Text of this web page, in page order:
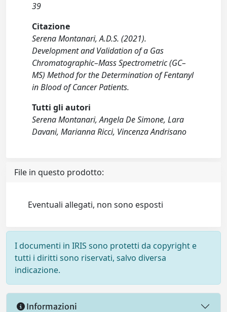
39
Citazione
Serena Montanari, A.D.S. (2021).
Development and Validation of a Gas
Chromatographic–Mass Spectrometric (GC–
MS) Method for the Determination of Fentanyl
in Blood of Cancer Patients.
Tutti gli autori
Serena Montanari, Angela De Simone, Lara
Davani, Marianna Ricci, Vincenza Andrisano
File in questo prodotto:
Eventuali allegati, non sono esposti
I documenti in IRIS sono protetti da copyright e
tutti i diritti sono riservati, salvo diversa
indicazione.
Informazioni